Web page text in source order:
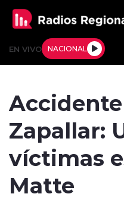
EN VIVO NACIONAL
Tendencias
Zapallar:
víctimas
Matte